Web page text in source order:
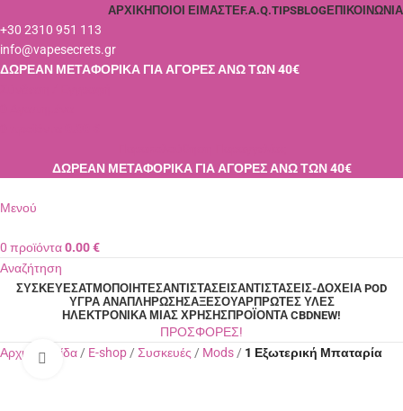
ΑΡΧΙΚΉ ΠΟΙΟΙ ΕΊΜΑΣΤΕF.A.Q.TIPSBLOG ΕΠΙΚΟΙΝΩΝΊΑ
+30 2310 951 113
info@vapesecrets.gr
ΔΩΡΕΑΝ ΜΕΤΑΦΟΡΙΚΑ ΓΙΑ ΑΓΟΡΕΣ ΑΝΩ ΤΩΝ 40€
ΔΩΡΕΑΝ ΜΕΤΑΦΟΡΙΚΑ ΓΙΑ ΑΓΟΡΕΣ ΑΝΩ ΤΩΝ 40€
Μενού
0 προϊόντα0.00€
Αναζήτηση
ΣΥΣΚΕΥΈΣΑΤΜΟΠΟΙΗΤΈΣΑΝΤΙΣΤΆΣΕΙΣΑΝΤΙΣΤΆΣΕΙΣ-ΔΟΧΕΊΑ POD
ΥΓΡΆ ΑΝΑΠΛΉΡΩΣΗΣΑΞΕΣΟΥΆΡΠΡΏΤΕΣ ΎΛΕΣ
ΗΛΕΚΤΡΟΝΙΚΆ ΜΙΑΣ ΧΡΉΣΗΣΠΡΟΪΌΝΤΑ CBDNEW!
ΠΡΟΣΦΟΡΕΣ!
Αρχική σελίδα
E-shop Συσκευές Mods 1 Εξωτερική Μπαταρία
Κλικ για μεγέθυνση